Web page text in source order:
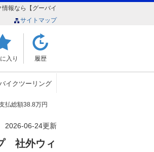
報なら【グーバイ
サイトマップ
入り 履歴
イクツーリング
払総額38.8万円
2026-06-24更新
社外ウィ